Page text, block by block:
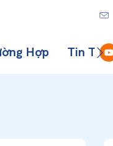
Hợp Tin Tức